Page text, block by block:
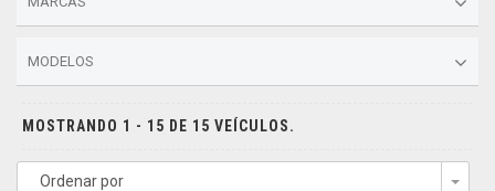
MODELOS
MOSTRANDO 1 - 15 DE 15 VEÍCULOS.
Ordenar por